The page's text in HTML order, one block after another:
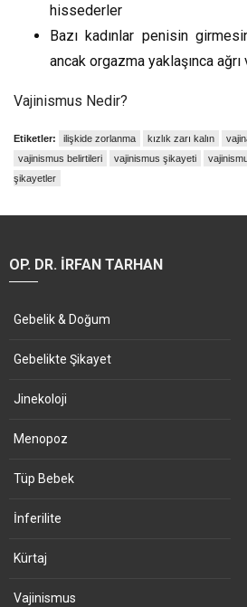
hissederler
Bazı kadınlar penisin
ancak orgazma yaklaşınca ağrı
Vajinismus Nedir?
Etiketler: ilişkide zorlanma kızlık zarı kalın
vajinismus belirtileri
vajinismus şikayeti
şikayetler
OP. DR. İRFAN TARHAN
Gebelik & Doğum
Gebelikte Şikayet
Jinekoloji
Menopoz
Tüp Bebek
İnferilite
Kürtaj
Vajinismus